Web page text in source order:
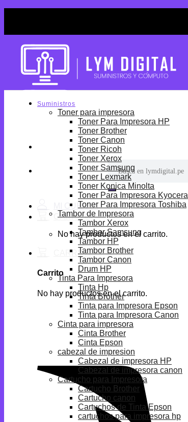
Buscar
por:
No hay productos en el carrito.
Carrito
No hay productos en el carrito.
Suministros
Toner para impresora
Toner Para Impresora HP
Toner Brother
Toner Canon
Toner Ricoh
Toner Xerox
Toner Samsung
Toner Lexmark
Toner Konica Minolta
Toner Para Impresora Kyocera
Toner Para Impresora Toshiba
Tambor de Impresora
Tambor Xerox
Tambor Samsung
Tambor HP
Tambor Brother
Tambor Canon
Drum HP
Tinta Para Impresora
Tinta Hp
Tinta Brother
Tinta para Impresora Epson
Tinta para Impresora Canon
Cinta para impresora
Cinta Brother
Cinta Epson
cabezal de impresion
Cabezal de impresora HP
Cabezal de impresora canon
Cartucho para Impresora
Cartucho Brother
Cartucho canon
Cartuchos de Tinta Epson
cartuchos para impresora hp